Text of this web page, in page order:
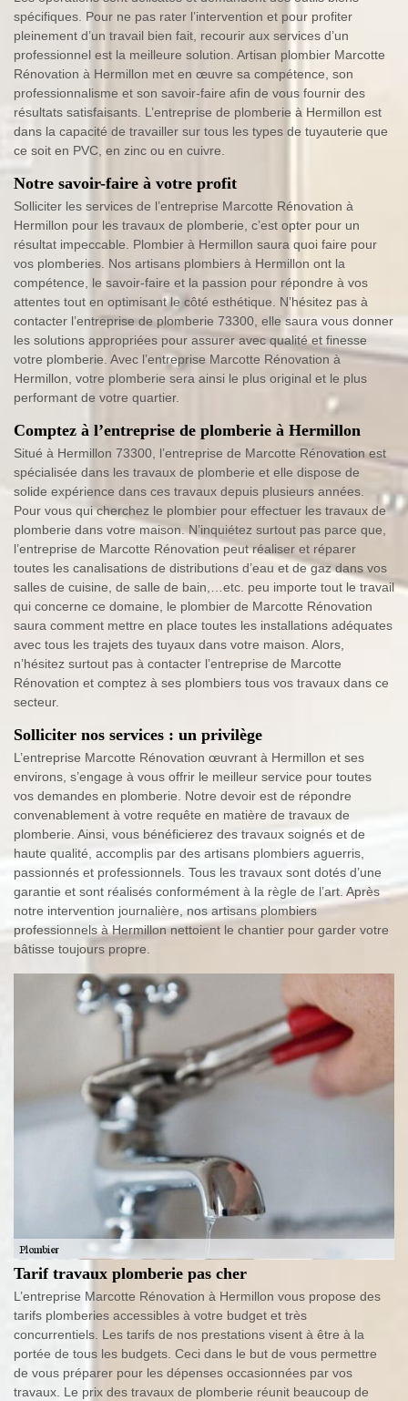
spécifiques. Pour ne pas rater l’intervention et pour profiter
pleinement d’un travail bien fait, recourir aux services d’un
professionnel est la meilleure solution. Artisan plombier Marcotte
Rénovation à Hermillon met en œuvre sa compétence, son
professionnalisme et son savoir-faire afin de vous fournir des
résultats satisfaisants. L’entreprise de plomberie à Hermillon est
dans la capacité de travailler sur tous les types de tuyauterie que
ce soit en PVC, en zinc ou en cuivre.
Notre savoir-faire à votre profit
Solliciter les services de l’entreprise Marcotte Rénovation à
Hermillon pour les travaux de plomberie, c’est opter pour un
résultat impeccable. Plombier à Hermillon saura quoi faire pour
vos plomberies. Nos artisans plombiers à Hermillon ont la
compétence, le savoir-faire et la passion pour répondre à vos
attentes tout en optimisant le côté esthétique. N’hésitez pas à
contacter l’entreprise de plomberie 73300, elle saura vous donner
les solutions appropriées pour assurer avec qualité et finesse
votre plomberie. Avec l’entreprise Marcotte Rénovation à
Hermillon, votre plomberie sera ainsi le plus original et le plus
performant de votre quartier.
Comptez à l’entreprise de plomberie à Hermillon
Situé à Hermillon 73300, l’entreprise de Marcotte Rénovation est
spécialisée dans les travaux de plomberie et elle dispose de
solide expérience dans ces travaux depuis plusieurs années.
Pour vous qui cherchez le plombier pour effectuer les travaux de
plomberie dans votre maison. N’inquiétez surtout pas parce que,
l’entreprise de Marcotte Rénovation peut réaliser et réparer
toutes les canalisations de distributions d’eau et de gaz dans vos
salles de cuisine, de salle de bain,…etc. peu importe tout le travail
qui concerne ce domaine, le plombier de Marcotte Rénovation
saura comment mettre en place toutes les installations adéquates
avec tous les trajets des tuyaux dans votre maison. Alors,
n’hésitez surtout pas à contacter l’entreprise de Marcotte
Rénovation et comptez à ses plombiers tous vos travaux dans ce
secteur.
Solliciter nos services : un privilège
L’entreprise Marcotte Rénovation œuvrant à Hermillon et ses
environs, s’engage à vous offrir le meilleur service pour toutes
vos demandes en plomberie. Notre devoir est de répondre
convenablement à votre requête en matière de travaux de
plomberie. Ainsi, vous bénéficierez des travaux soignés et de
haute qualité, accomplis par des artisans plombiers aguerris,
passionnés et professionnels. Tous les travaux sont dotés d’une
garantie et sont réalisés conformément à la règle de l’art. Après
notre intervention journalière, nos artisans plombiers
professionnels à Hermillon nettoient le chantier pour garder votre
bâtisse toujours propre.
Tarif travaux plomberie pas cher
L’entreprise Marcotte Rénovation à Hermillon vous propose des
tarifs plomberies accessibles à votre budget et très
concurrentiels. Les tarifs de nos prestations visent à être à la
portée de tous les budgets. Ceci dans le but de vous permettre
de vous préparer pour les dépenses occasionnées par vos
travaux. Le prix des travaux de plomberie réunit beaucoup de